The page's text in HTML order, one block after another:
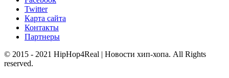
Twitter
Карта сайта
Контакты
Партнеры
© 2015 - 2021 HipHop4Real | Новости хип-хопа. All Rights
reserved.